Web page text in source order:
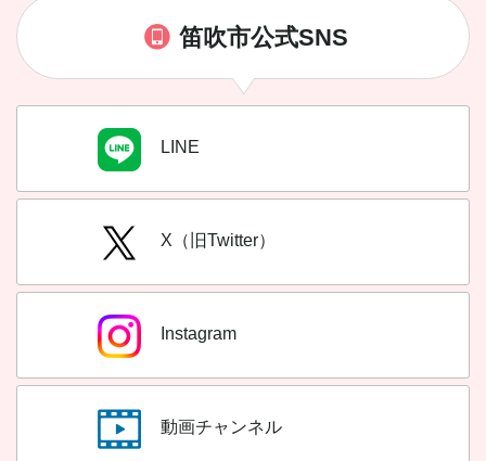
笛吹市公式SNS
LINE
X（旧Twitter）
Instagram
動画チャンネル